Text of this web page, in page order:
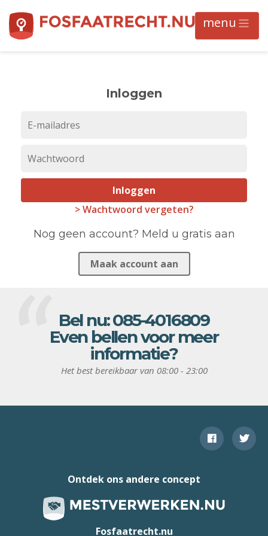
Inloggen
Inloggen
> Wachtwoord vergeten?
Nog geen account? Meld u gratis aan
Maak account aan
Bel nu:085-4016809
Even bellen voor meer
informatie?
Het best bereikbaar van 08:00 - 23:00
Fosfaatrecht.nu
Ontdek ons andere concept